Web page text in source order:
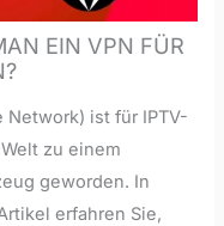
EIN VPN FÜR
Network) ist für IPTV-
zu einem
geworden. In
erfahren Sie,